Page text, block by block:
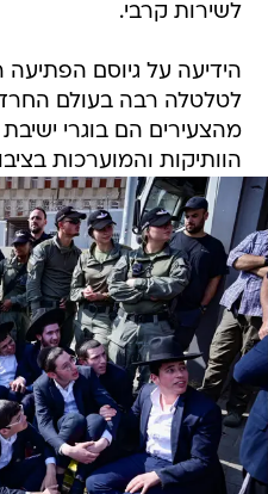
לשירות קרבי.
הידיעה על גיוסם הפתיעה
לטלטלה רבה בעולם
מהצעירים הם בוגרי
הוותיקות והמוערכות